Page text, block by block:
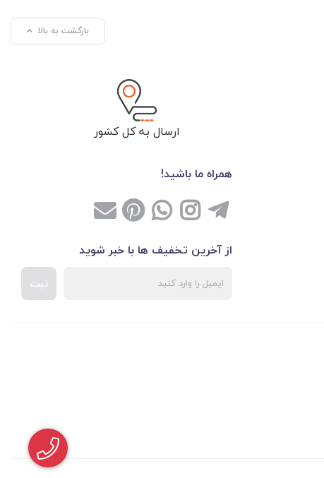
بازگشت به بالا
ارسال به کل کشور
همراه ما باشید!
از آخرین تخفیف ها با خبر شوید
ثبت